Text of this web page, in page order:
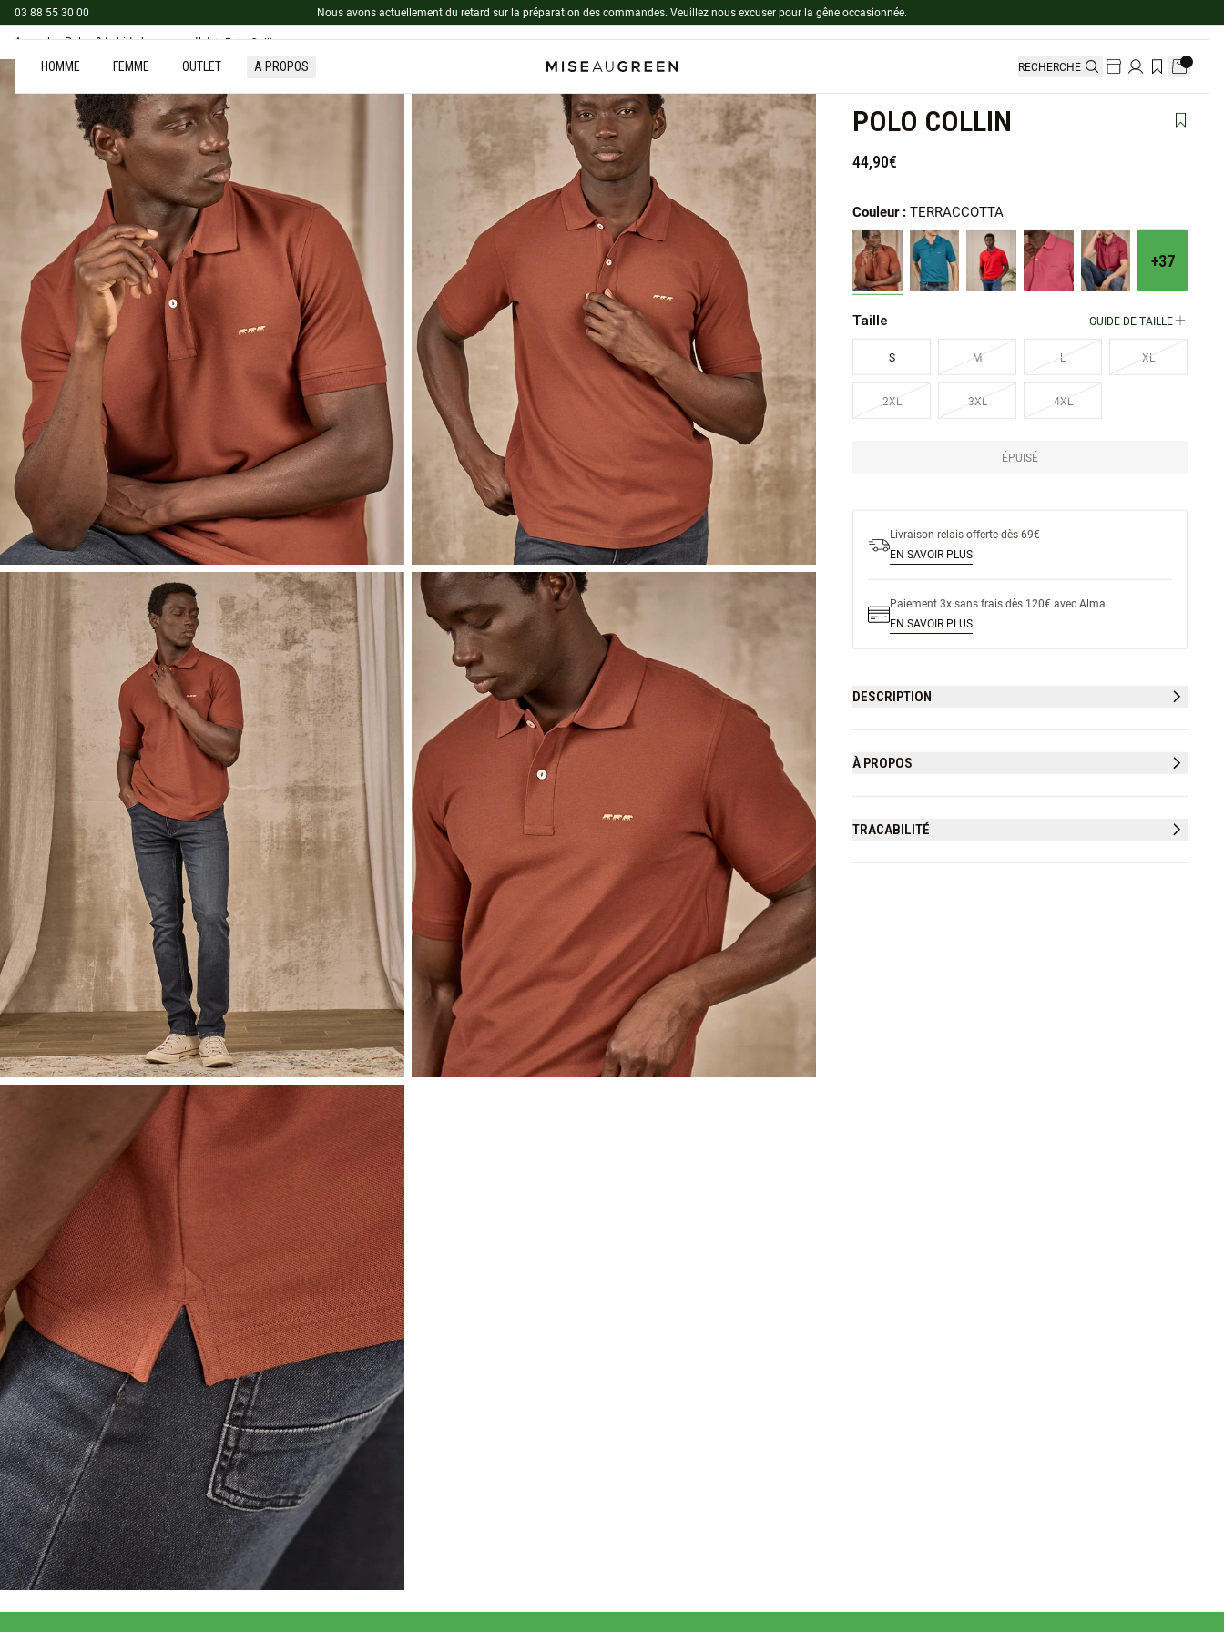
03 88 55 30 00 Nous avons actuellement du retard sur la préparation des commandes. Veuillez nous excuser pour la gêne occasionnée.
HOMME FEMME OUTLET A PROPOS RECHERCHE
Accueil Polos & t-shirts homme outlet Polo Collin
POLO COLLIN
44,90€
Couleur : TERRACCOTTA
+37
Taille GUIDE DE TAILLE
S M L XL
2XL 3XL 4XL
ÉPUISÉ
Livraison relais offerte dès 69€
EN SAVOIR PLUS
Paiement 3x sans frais dès 120€ avec Alma
EN SAVOIR PLUS
DESCRIPTION
À PROPOS
TRACABILITÉ